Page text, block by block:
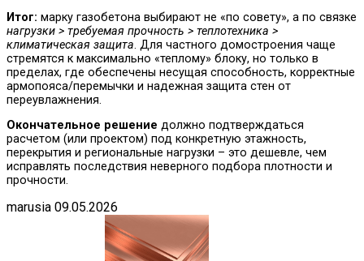
Итог: марку газобетона выбирают не «по совету», а по связке
нагрузки > требуемая прочность > теплотехника >
климатическая защита. Для частного домостроения чаще
стремятся к максимально «теплому» блоку, но только в
пределах, где обеспечены несущая способность, корректные
армопояса/перемычки и надежная защита стен от
переувлажнения.
Окончательное решение должно подтверждаться
расчетом (или проектом) под конкретную этажность,
перекрытия и региональные нагрузки – это дешевле, чем
исправлять последствия неверного подбора плотности и
прочности.
marusia 09.05.2026